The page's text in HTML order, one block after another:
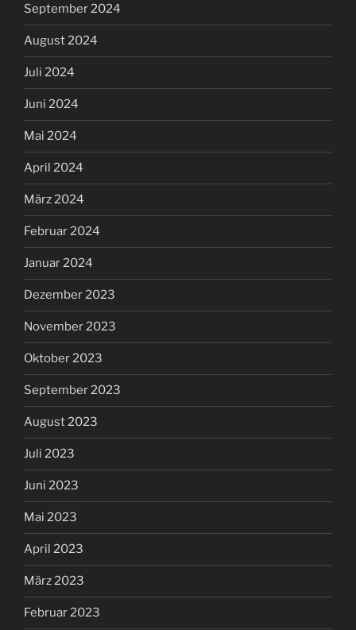
September 2024
August 2024
Juli 2024
Juni 2024
Mai 2024
April 2024
März 2024
Februar 2024
Januar 2024
Dezember 2023
November 2023
Oktober 2023
September 2023
August 2023
Juli 2023
Juni 2023
Mai 2023
April 2023
März 2023
Februar 2023